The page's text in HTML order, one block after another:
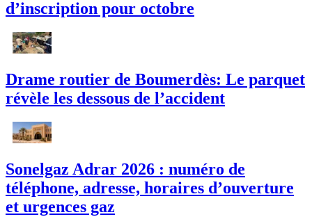
d’inscription pour octobre
Drame routier de Boumerdès: Le parquet
révèle les dessous de l’accident
Sonelgaz Adrar 2026 : numéro de
téléphone, adresse, horaires d’ouverture
et urgences gaz